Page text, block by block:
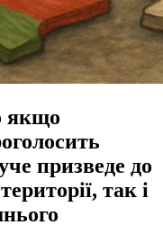
якщо
призведе до
так і